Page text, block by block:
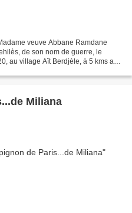
veuve Abbane Ramdane
de son nom de guerre, le
au village Aït Berdjèle, à 5 kms au
Miliana